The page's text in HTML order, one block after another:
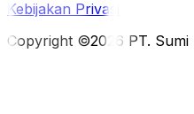
Kebijakan Privasi
Copyright ©2026 PT. Sumi